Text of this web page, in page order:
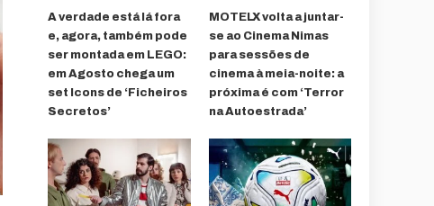
A verdade está lá fora
e, agora, também pode
ser montada em LEGO:
em Agosto chega um
set Icons de ‘Ficheiros
Secretos’
MOTELX volta a juntar-
se ao Cinema Nimas
para sessões de
cinema à meia-noite: a
próxima é com ‘Terror
na Autoestrada’